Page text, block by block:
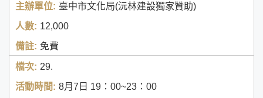
臺中市文化局(沅林建設獨家贊助)
12,000
免費
29.
8月7日 19：00~23：00